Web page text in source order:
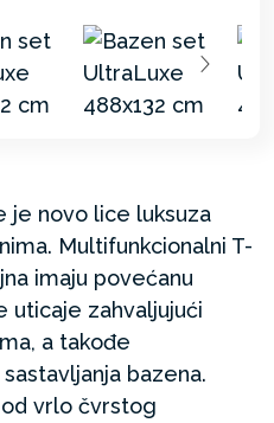
je novo lice luksuza
Multifunkcionalni T-
imaju povećanu
uticaje zahvaljujući
a takođe
bazena.
vrlo čvrstog